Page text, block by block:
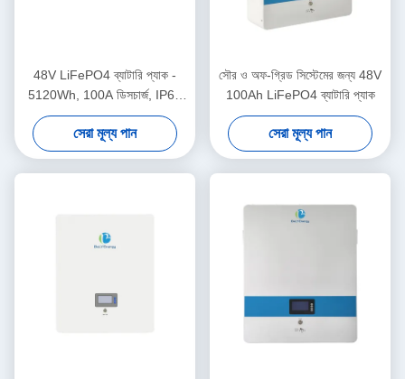
48V LiFePO4 ব্যাটারি প্যাক -
5120Wh, 100A ডিসচার্জ, IP65
এনক্লোজার
সেরা মূল্য পান
সৌর ও অফ-গ্রিড সিস্টেমের জন্য 48V
100Ah LiFePO4 ব্যাটারি প্যাক
সেরা মূল্য পান